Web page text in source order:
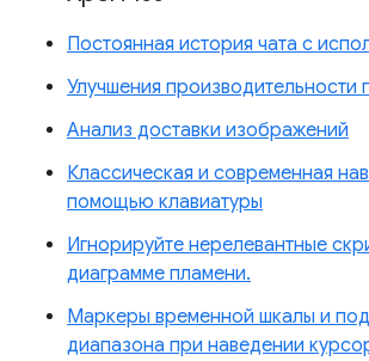
Постоянная история чата с
Улучшения производительности
Анализ доставки изображений
Классическая и современная
помощью клавиатуры
Игнорируйте нерелевантные
диаграмме пламени.
Маркеры временной шкалы и
диапазона при наведении